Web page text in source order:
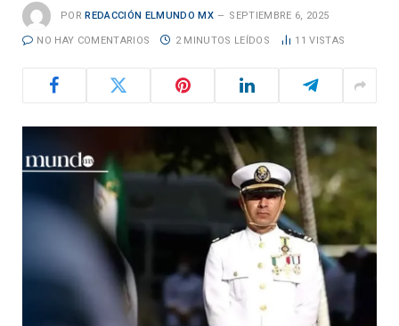
POR REDACCIÓN ELMUNDO MX SEPTIEMBRE 6, 2025
NO HAY COMENTARIOS 2 MINUTOS LEÍDOS 11VISTAS